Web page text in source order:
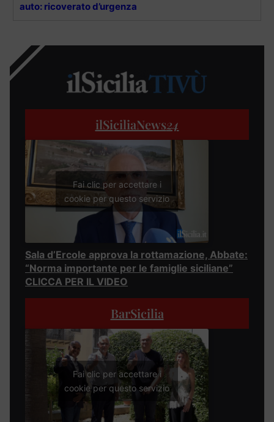
auto: ricoverato d’urgenza
ilSiciliaNews24
Fai clic per accettare i
cookie per questo servizio
Sala d’Ercole approva la rottamazione, Abbate:
“Norma importante per le famiglie siciliane”
CLICCA PER IL VIDEO
BarSicilia
Fai clic per accettare i
cookie per questo servizio